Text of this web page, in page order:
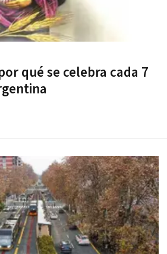
qué se celebra cada 7